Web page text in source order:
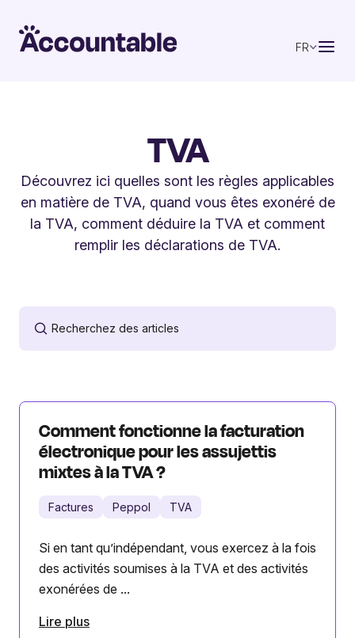
FR
TVA
Découvrez ici quelles sont les règles applicables
en matière de TVA, quand vous êtes exonéré de
la TVA, comment déduire la TVA et comment
remplir les déclarations de TVA.
Comment fonctionne la facturation
électronique pour les assujettis
mixtes à la TVA ?
Factures Peppol TVA
Si en tant qu’indépendant, vous exercez à la fois
des activités soumises à la TVA et des activités
exonérées de ...
Lire plus